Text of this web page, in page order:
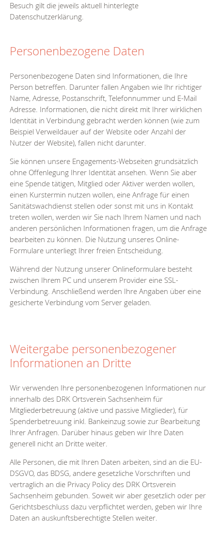
Besuch gilt die jeweils aktuell hinterlegte
Datenschutzerklärung.
Personenbezogene Daten
Personenbezogene Daten sind Informationen, die Ihre
Person betreffen. Darunter fallen Angaben wie Ihr richtiger
Name, Adresse, Postanschrift, Telefonnummer und E-Mail
Adresse. Informationen, die nicht direkt mit Ihrer wirklichen
Identität in Verbindung gebracht werden können (wie zum
Beispiel Verweildauer auf der Website oder Anzahl der
Nutzer der Website), fallen nicht darunter.
Sie können unsere Engagements-Webseiten grundsätzlich
ohne Offenlegung Ihrer Identität ansehen. Wenn Sie aber
eine Spende tätigen, Mitglied oder Aktiver werden wollen,
einen Kurstermin nutzen wollen, eine Anfrage für einen
Sanitätswachdienst stellen oder sonst mit uns in Kontakt
treten wollen, werden wir Sie nach Ihrem Namen und nach
anderen persönlichen Informationen fragen, um die Anfrage
bearbeiten zu können. Die Nutzung unseres Online-
Formulare unterliegt Ihrer freien Entscheidung.
Während der Nutzung unserer Onlineformulare besteht
zwischen Ihrem PC und unserem Provider eine SSL-
Verbindung. Anschließend werden Ihre Angaben über eine
gesicherte Verbindung vom Server geladen.
Weitergabe personenbezogener
Informationen an Dritte
Wir verwenden Ihre personenbezogenen Informationen nur
innerhalb des DRK Ortsverein Sachsenheim für
Mitgliederbetreuung (aktive und passive Mitglieder), für
Spenderbetreuung inkl. Bankeinzug sowie zur Bearbeitung
Ihrer Anfragen. Darüber hinaus geben wir Ihre Daten
generell nicht an Dritte weiter.
Alle Personen, die mit Ihren Daten arbeiten, sind an die EU-
DSGVO, das BDSG, andere gesetzliche Vorschriften und
vertraglich an die Privacy Policy des DRK Ortsverein
Sachsenheim gebunden. Soweit wir aber gesetzlich oder per
Gerichtsbeschluss dazu verpflichtet werden, geben wir Ihre
Daten an auskunftsberechtigte Stellen weiter.